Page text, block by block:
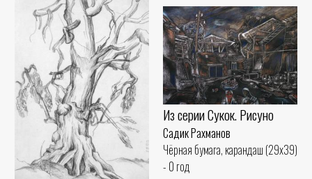
Из серии Сукок. Рисуно
Садик Рахманов
Чёрная бумага, карандаш (29x39)
- 0 год